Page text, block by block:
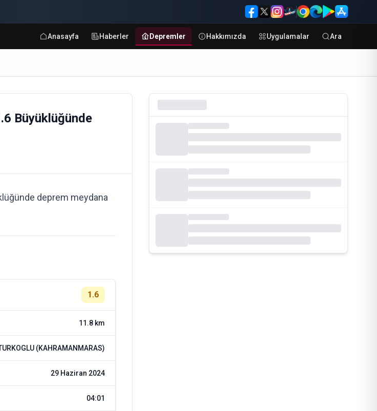
Anasayfa Haberler Depremler Hakkımızda Uygulamalar Ara
Büyüklüğünde
deprem meydana
1.6
11.8 km
(KAHRAMANMARAS)
29 Haziran 2024
04:01